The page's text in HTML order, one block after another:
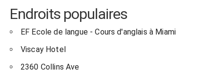
Endroits populaires
EF Ecole de langue - Cours d'anglais à Miami
Viscay Hotel
2360 Collins Ave